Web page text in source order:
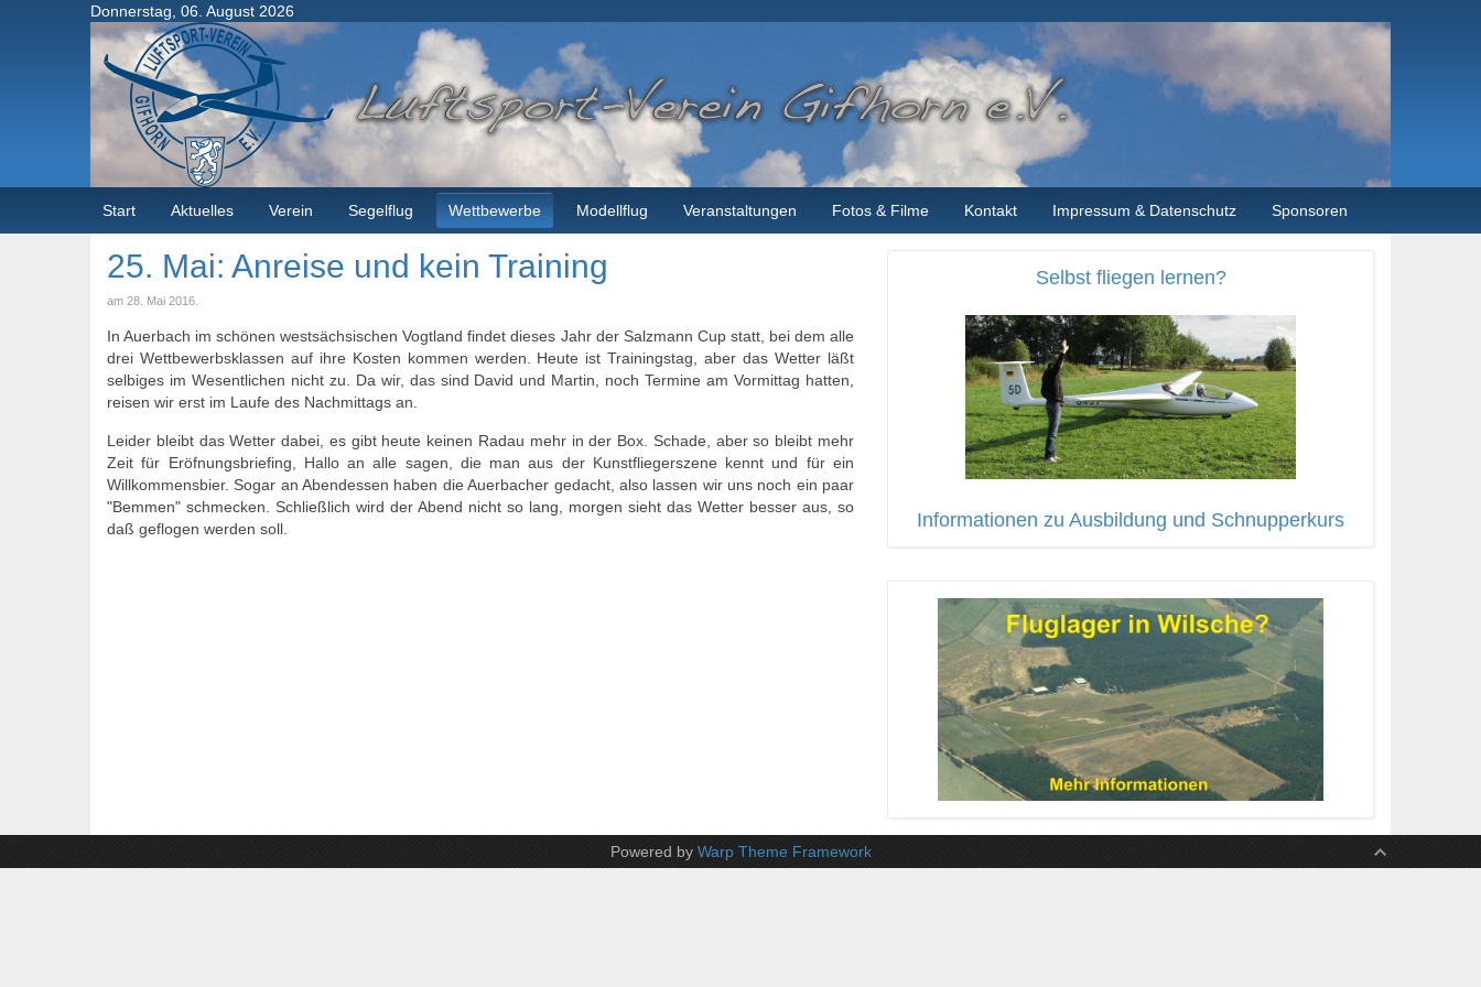
Donnerstag, 06. August 2026
Start Aktuelles Verein Segelflug Wettbewerbe Modellflug Veranstaltungen Fotos & Filme Kontakt Impressum & Datenschutz Sponsoren
25. Mai: Anreise und kein Training
am 28. Mai 2016
In Auerbach im schönen westsächsischen Vogtland findet dieses Jahr der Salzmann Cup statt, bei dem alle
drei Wettbewerbsklassen auf ihre Kosten kommen werden. Heute ist Trainingstag, aber das Wetter läßt
selbiges im Wesentlichen nicht zu. Da wir, das sind David und Martin, noch Termine am Vormittag hatten,
reisen wir erst im Laufe des Nachmittags an.
Leider bleibt das Wetter dabei, es gibt heute keinen Radau mehr in der Box. Schade, aber so bleibt mehr
Zeit für Eröfnungsbriefing, Hallo an alle sagen, die man aus der Kunstfliegerszene kennt und für ein
Willkommensbier. Sogar an Abendessen haben die Auerbacher gedacht, also lassen wir uns noch ein paar
"Bemmen" schmecken. Schließlich wird der Abend nicht so lang, morgen sieht das Wetter besser aus, so
daß geflogen werden soll.
Selbst fliegen lernen?
Informationen zu Ausbildung und Schnupperkurs
Powered by Warp Theme Framework